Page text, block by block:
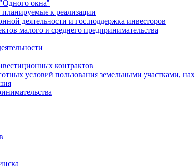
окна"
к реализации
деятельности и гос.поддержка инвесторов
малого и среднего предпринимательства
контрактов
условий пользования земельными участками,